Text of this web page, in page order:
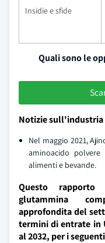
Insidie e sfide
Quali sono le
Notizie
Nel maggio 2021,
aminoacido
alimenti e bevande.
Questo
glutammina
approfondita del
termini di entrate in
al 2032, per i